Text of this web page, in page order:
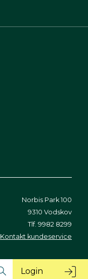
Login
Norbis Park 100
9310 Vodskov
Tlf. 9982 8299
Kontakt kundeservice